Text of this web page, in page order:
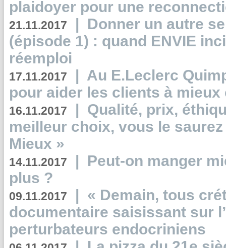
plaidoyer pour une
21.11.2017 | Donner un autre
(épisode 1) : quand ENVIE
réemploi
17.11.2017 | Au E.Leclerc
pour aider les clients à
16.11.2017 | Qualité, prix,
meilleur choix, vous le
Mieux »
14.11.2017 | Peut-on manger
plus ?
09.11.2017 | « Demain, tous
documentaire saisissant sur
perturbateurs endocriniens